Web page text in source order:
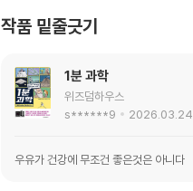
작품 밑줄긋기
1분 과학
위즈덤하우스
s******9
2026.03.24.
우유가 건강에 무조건 좋은것은 아니다